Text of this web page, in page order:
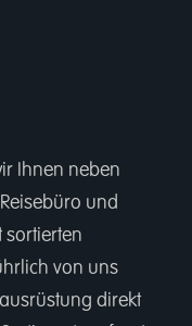
Ihnen neben
und
sortierten
von uns
direkt